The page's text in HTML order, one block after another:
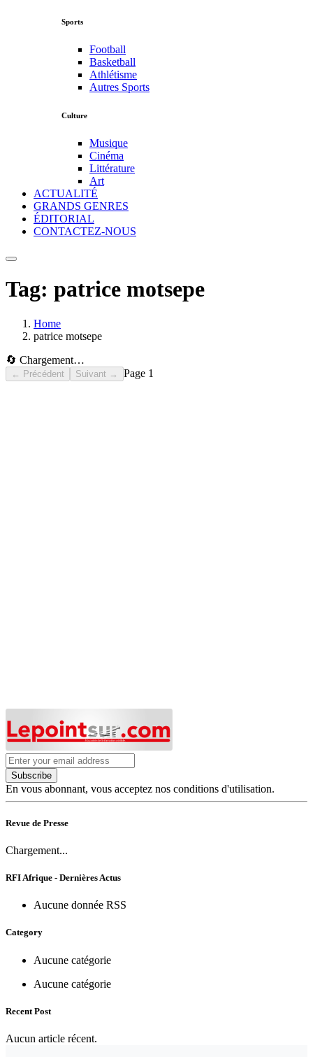
Sports
Football
Basketball
Athlétisme
Autres Sports
Culture
Musique
Cinéma
Littérature
Art
ACTUALITÉ
GRANDS GENRES
ÉDITORIAL
CONTACTEZ-NOUS
Tag: patrice motsepe
Home
patrice motsepe
🔄 Chargement…
← Précédent Suivant → Page 1
Subscribe
En vous abonnant, vous acceptez nos conditions d'utilisation.
Revue de Presse
Chargement...
RFI Afrique - Dernières Actus
Aucune donnée RSS
Category
Aucune catégorie
Aucune catégorie
Recent Post
Aucun article récent.